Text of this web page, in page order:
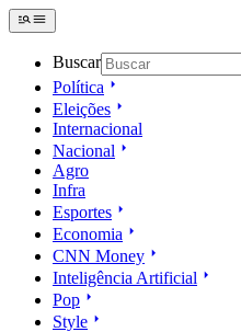
Buscar
Política
Eleições
Internacional
Nacional
Agro
Infra
Esportes
Economia
CNN Money
Inteligência Artificial
Pop
Style